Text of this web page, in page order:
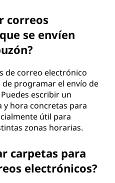
correos
se envíen
de correo electrónico
programar el envío de
escribir un
y hora concretas para
útil para
zonas horarias.
carpetas para
electrónicos?